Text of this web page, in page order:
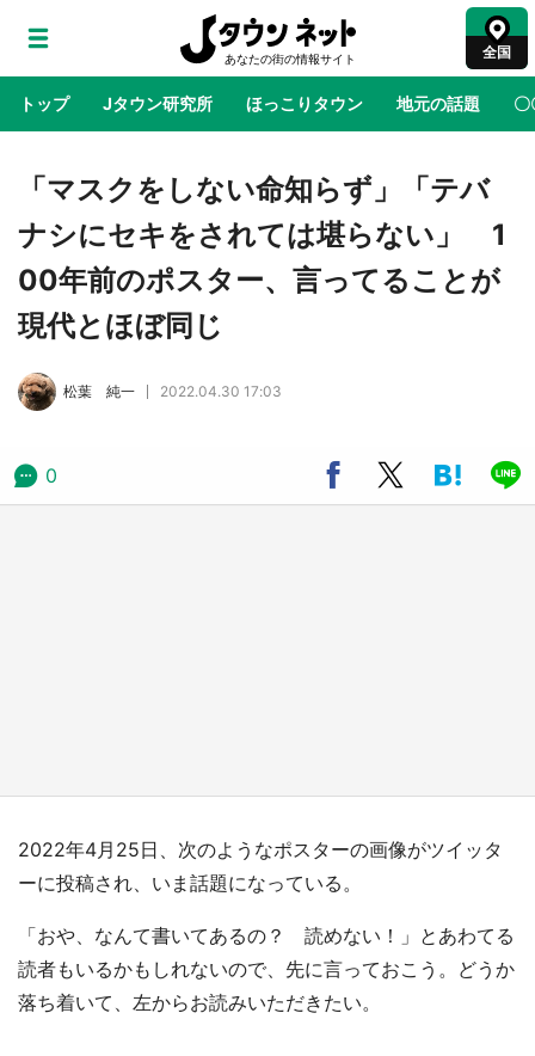
全国
トップ Jタウン研究所 ほっこりタウン 地元の話題 〇
地域×二次元 絶景 あの時はありがとう 物語がはじ
アニメ『はたらく細胞』と神奈川県の3度目コ
ラボ 作品の世界観通じて「小児がん」学べる
【8／10～31※平日限定】
太郎グッズ買える 銀座・博品館TOY PARKへ
ラプラス・ダークネスが栃木県を征服！？ 県
公式プロモ動画で「聖地」が生産されてます
「マスクをしない命知らず」「テバ
ナシにセキをされては堪らない」 1
00年前のポスター、言ってることが
現代とほぼ同じ
松葉 純一 2022.04.30 17:03
0
2022年4月25日、次のようなポスターの画像がツイッタ
ーに投稿され、いま話題になっている。
「おや、なんて書いてあるの？ 読めない！」とあわてる
読者もいるかもしれないので、先に言っておこう。どうか
落ち着いて、左からお読みいただきたい。